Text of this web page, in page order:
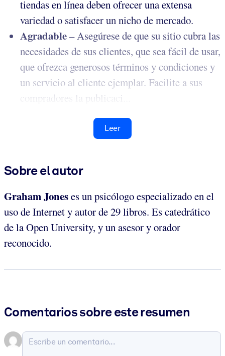
tiendas en línea deben ofrecer una extensa
variedad o satisfacer un nicho de mercado.
Agradable– Asegúrese de que su sitio cubra las
necesidades de sus clientes, que sea fácil de usar,
que ofrezca generosos términos y condiciones y
un servicio al cliente ejemplar. Facilite a sus
compradores la publicaci...
Leer
Sobre el autor
Graham Joneses un psicólogo especializado en el
uso de Internet y autor de 29 libros. Es catedrático
de la Open University, y un asesor y orador
reconocido.
Comentarios sobre este resumen